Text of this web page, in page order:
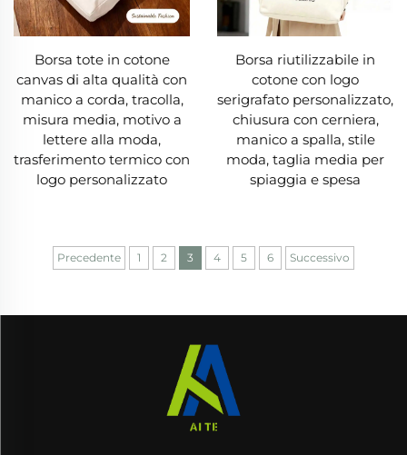
di BPA, una borsa in tela non rilascerà sostanze
chimiche negli alimenti o negli oggetti
personali. Per spuntini da picnic o vestiti da
palestra, una borsa in tela garantisce che i tuoi
oggetti rimangano al sicuro e asciutti.
II. Applicazioni pratiche delle borse in tela
La spesa alimentare è uno degli usi principali
strappi. Molte borse in tela dispongono di
scomparti per separare carne, latticini e prodotti
ortofrutticoli. A differenza della plastica (che si
Borsa tote in cotone
canvas di alta qualità con
manico a corda, tracolla,
misura media, motivo a
lettere alla moda,
trasferimento termico con
logo personalizzato
Borsa riutilizzabile in
cotone con logo
serigrafato personalizzato,
chiusura con cerniera,
manico a spalla, stile
moda, taglia media per
spiaggia e spesa
Precedente 1 2 3 4 5 6 Successivo